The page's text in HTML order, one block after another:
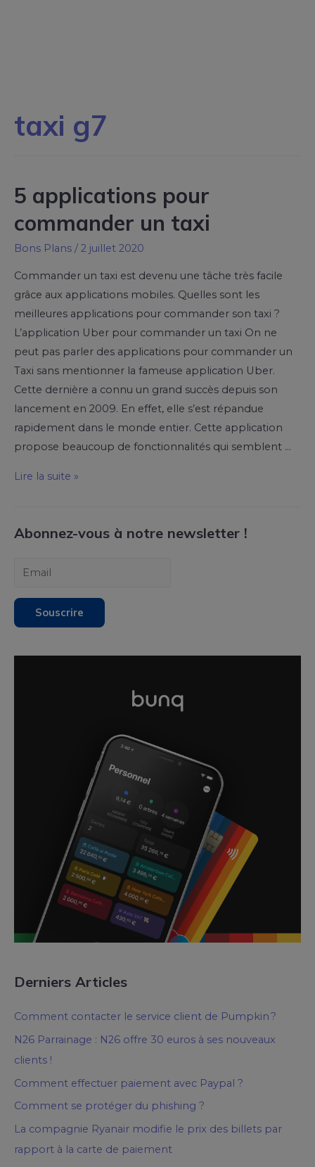
taxi g7
5 applications pour
commander un taxi
Bons Plans / 2 juillet 2020
Commander un taxi est devenu une tâche très facile
grâce aux applications mobiles. Quelles sont les
meilleures applications pour commander son taxi ?
L’application Uber pour commander un taxi On ne
peut pas parler des applications pour commander un
Taxi sans mentionner la fameuse application Uber.
Cette dernière a connu un grand succès depuis son
lancement en 2009. En effet, elle s’est répandue
rapidement dans le monde entier. Cette application
propose beaucoup de fonctionnalités qui semblent …
Lire la suite »
Abonnez-vous à notre newsletter !
Derniers Articles
Comment contacter le service client de Pumpkin ?
N26 Parrainage : N26 offre 30 euros à ses nouveaux
clients !
Comment effectuer paiement avec Paypal ?
Comment se protéger du phishing ?
La compagnie Ryanair modifie le prix des billets par
rapport à la carte de paiement